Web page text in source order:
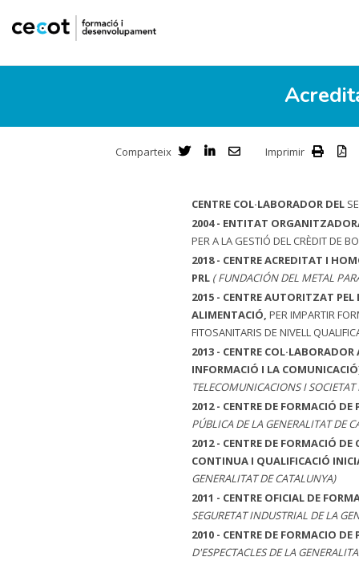
Comparteix Imprimir
CENTRE COL·LABORADOR DEL
2004 - ENTITAT
PER A LA GESTIÓ DEL CRÈDIT DE
2018 - CENTRE ACREDITAT I
PRL ( FUNDACIÓN DEL METAL
2015 - CENTRE AUTORITZAT
ALIMENTACIÓ, PER IMPARTIR
FITOSANITARIS DE NIVELL
2013 - CENTRE
INFORMACIÓ I LA
TELECOMUNICACIONS I
2012 - CENTRE DE FORMACIÓ
PÚBLICA DE LA GENERALITAT DE
2012 - CENTRE DE FORMACIÓ
CONTINUA I QUALIFICACIÓ
GENERALITAT DE CATALUNYA)
2011 - CENTRE OFICIAL DE
SEGURETAT INDUSTRIAL DE LA
2010 - CENTRE DE FORMACIO
D'ESPECTACLES DE LA